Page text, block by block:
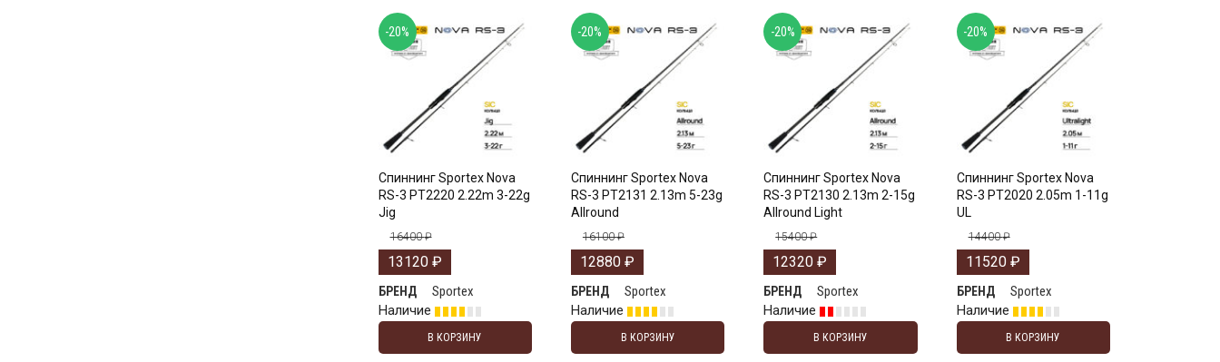
Спиннинг Sportex Nova
RS-3 PT2220 2.22m 3-22g
Jig
16400₽
13120 ₽
БРЕНД
Sportex
Наличие
В КОРЗИНУ
-20%
Спиннинг Sportex Nova
RS-3 PT2131 2.13m 5-23g
Allround
16100₽
12880 ₽
БРЕНД
Sportex
Наличие
В КОРЗИНУ
-20%
Спиннинг Sportex Nova
RS-3 PT2130 2.13m 2-15g
Allround Light
15400₽
12320₽
БРЕНД
Sportex
Наличие
В КОРЗИНУ
-20%
Спиннинг Sportex Nova
RS-3 PT2020 2.05m 1-11g
UL
14400₽
11520 ₽
БРЕНД
Sportex
Наличие
В КОРЗИНУ
-20%